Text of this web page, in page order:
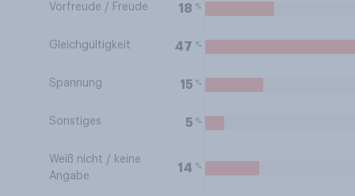
Vorfreude / Freude 18 %
Gleichgültigkeit 47 %
Spannung 15 %
Sonstiges 5 %
Weiß nicht / keine
Angabe
14 %